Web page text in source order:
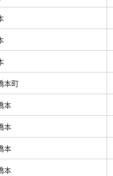
本町
本
本
本
本